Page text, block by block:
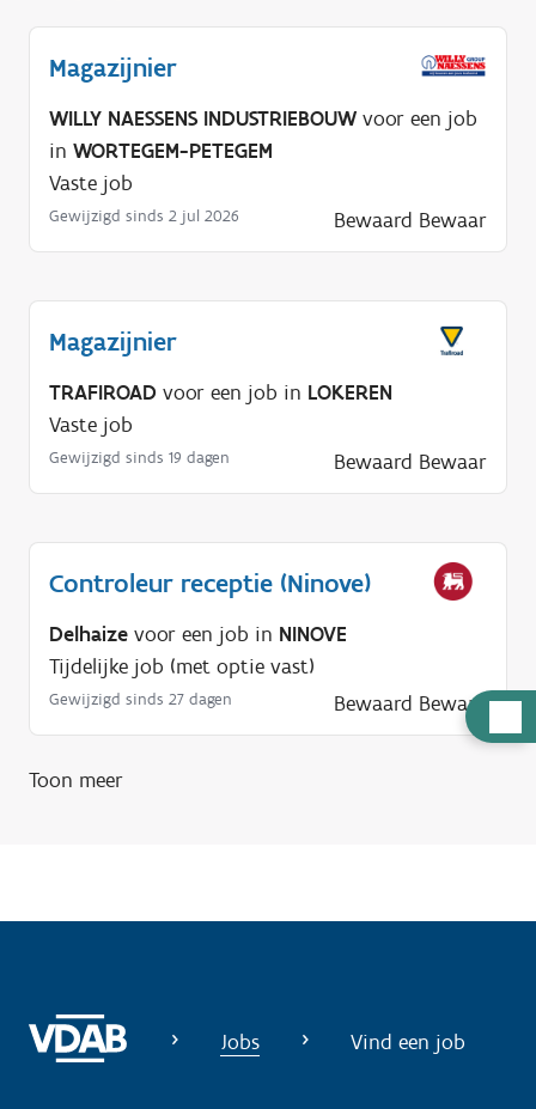
u
Magazijnier
WILLY NAESSENS INDUSTRIEBOUW voor een job
in WORTEGEM-PETEGEM
Vaste job
Gewijzigd sinds 2 jul 2026 Bewaard Bewaar
Magazijnier
TRAFIROAD voor een job in LOKEREN
Vaste job
Gewijzigd sinds 19 dagen Bewaard Bewaar
Controleur receptie (Ninove)
Delhaize voor een job in NINOVE
Tijdelijke job (met optie vast)
Gewijzigd sinds 27 dagen Bewaard Bewaar
Toon meer
Jobs Vind een job